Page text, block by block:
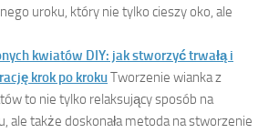
uroku, który nie tylko cieszy oko, ale
kwiatów DIY: jak stworzyć trwałą i
krok po krokuTworzenie wianka z
to nie tylko relaksujący sposób na
ale także doskonała metoda na stworzenie